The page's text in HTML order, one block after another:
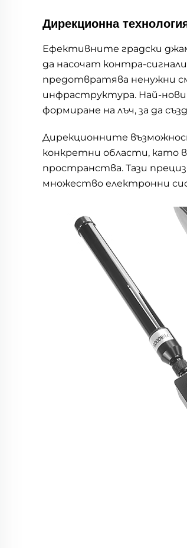
Дирекционна
Ефективните градски
да насочат контра-
предотвратява ненужни
инфраструктура. Най-
формиране на лъч, за да
Дирекционните
конкретни области, като
пространства. Тази
множество електронни